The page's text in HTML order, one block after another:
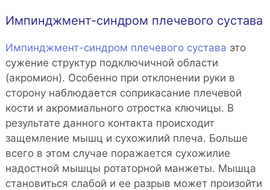
Импинджмент-синдром плечевого сустава
Импинджмент-синдром плечевого сустава это
сужение структур подключичной области
(акромион). Особенно при отклонении руки в
сторону наблюдается соприкасание плечевой
кости и акромиального отростка ключицы. В
результате данного контакта происходит
защемление мышц и сухожилий плеча. Больше
всего в этом случае поражается сухожилие
надостной мышцы ротаторной манжеты. Мышца
становиться слабой и ее разрыв может произойти